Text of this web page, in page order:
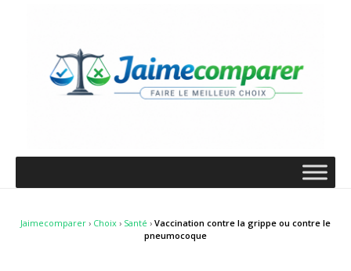
Jaimecomparer › Choix › Santé › Vaccination contre la grippe ou contre le
pneumocoque